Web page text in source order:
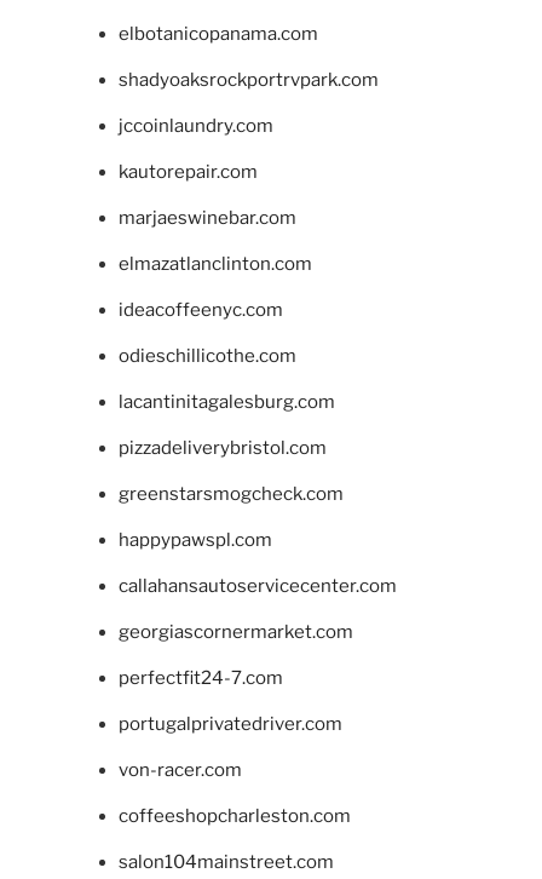
elbotanicopanama.com
shadyoaksrockportrvpark.com
jccoinlaundry.com
kautorepair.com
marjaeswinebar.com
elmazatlanclinton.com
ideacoffeenyc.com
odieschillicothe.com
lacantinitagalesburg.com
pizzadeliverybristol.com
greenstarsmogcheck.com
happypawspl.com
callahansautoservicecenter.com
georgiascornermarket.com
perfectfit24-7.com
portugalprivatedriver.com
von-racer.com
coffeeshopcharleston.com
salon104mainstreet.com